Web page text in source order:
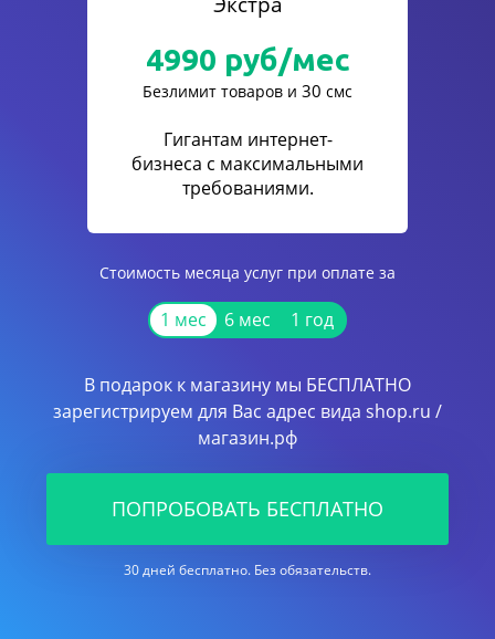
4990 руб/мес
Безлимит товаров и 30 смс
Гигантам интернет-
бизнеса с максимальными
требованиями.
Стоимость месяца услуг при оплате за
1 мес 6 мес 1 год
В подарок к магазину мы БЕСПЛАТНО
зарегистрируем для Вас адрес вида shop.ru /
магазин.рф
ПОПРОБОВАТЬ БЕСПЛАТНО
30 дней бесплатно. Без обязательств.